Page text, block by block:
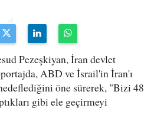
Pezeşkiyan, İran devlet
ABD ve İsrail'in İran'ı
öne sürerek, "Bizi 48
gibi ele geçirmeyi